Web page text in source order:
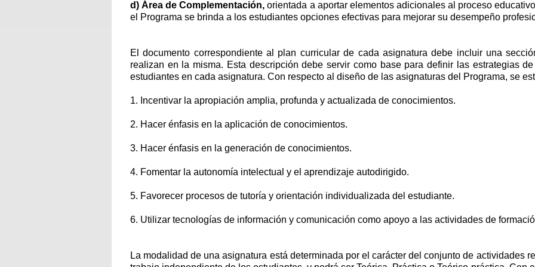
d) Área de Complementación, orientada a aportar elementos adicionales al proceso
el Programa se brinda a los estudiantes opciones efectivas para mejorar su desempeño
El documento correspondiente al plan curricular de cada asignatura debe incluir una
realizan en la misma. Esta descripción debe servir como base para definir las estrategias
estudiantes en cada asignatura. Con respecto al diseño de las asignaturas del Programa, se
1. Incentivar la apropiación amplia, profunda y actualizada de conocimientos.
2. Hacer énfasis en la aplicación de conocimientos.
3. Hacer énfasis en la generación de conocimientos.
4. Fomentar la autonomía intelectual y el aprendizaje autodirigido.
5. Favorecer procesos de tutoría y orientación individualizada del estudiante.
6. Utilizar tecnologías de información y comunicación como apoyo a las actividades de
La modalidad de una asignatura está determinada por el carácter del conjunto de